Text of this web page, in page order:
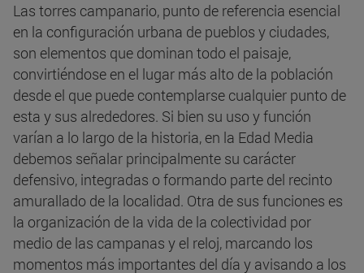
Las torres campanario, punto de referencia esencial
en la configuración urbana de pueblos y ciudades,
son elementos que dominan todo el paisaje,
convirtiéndose en el lugar más alto de la población
desde el que puede contemplarse cualquier punto de
esta y sus alrededores. Si bien su uso y función
varían a lo largo de la historia, en la Edad Media
debemos señalar principalmente su carácter
defensivo, integradas o formando parte del recinto
amurallado de la localidad. Otra de sus funciones es
la organización de la vida de la colectividad por
medio de las campanas y el reloj, marcando los
momentos más importantes del día y avisando a los